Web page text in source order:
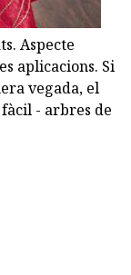
Aspecte
aplicacions. Si
vegada, el
- arbres de